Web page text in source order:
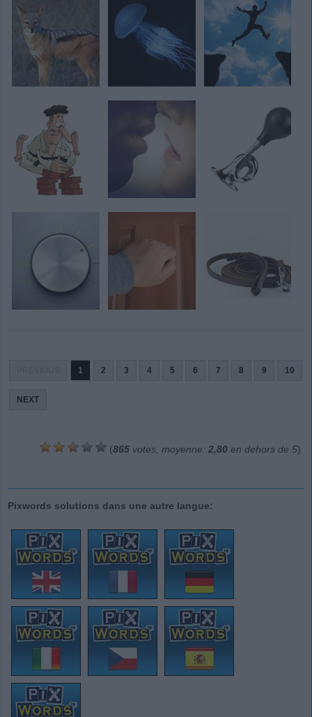
1 2 3 4 5 6 7 8 9 10
NEXT
(865 votes, moyenne: 2,80 en dehors de 5)
Pixwords solutions dans une autre langue: